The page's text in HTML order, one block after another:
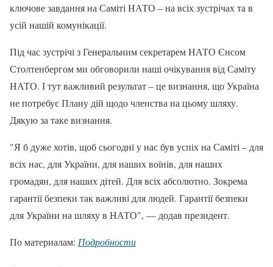
ключове завдання на Саміті НАТО – на всіх зустрічах та в
усій нашій комунікації.
Під час зустрічі з Генеральним секретарем НАТО Єнсом
Столтенбергом ми обговорили наші очікування від Саміту
НАТО. І тут важливий результат – це визнання, що Україна
не потребує Плану дій щодо членства на цьому шляху.
Дякую за таке визнання.
"Я б дуже хотів, щоб сьогодні у нас був успіх на Саміті – для
всіх нас, для України, для наших воїнів, для наших
громадян, для наших дітей. Для всіх абсолютно. Зокрема
гарантії безпеки так важливі для людей. Гарантії безпеки
для України на шляху в НАТО", — додав президент.
По материалам: Подробности